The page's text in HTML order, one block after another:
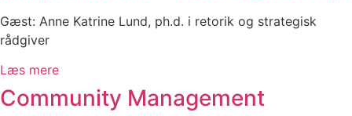
Gæst: Anne Katrine Lund, ph.d. i retorik og strategisk
rådgiver
Læs mere
Community Management